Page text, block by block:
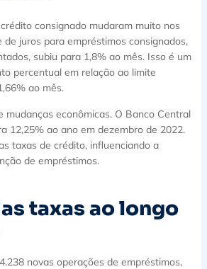
consignado mudaram muito nos
de juros para empréstimos consignados,
subiu para 1,8% ao mês. Isso é um
percentual em relação ao limite
ao mês.
mudanças econômicas. O Banco Central
12,25% ao ano em dezembro de 2022.
taxas de crédito, influenciando a
de empréstimos.
taxas ao longo
novas operações de empréstimos,